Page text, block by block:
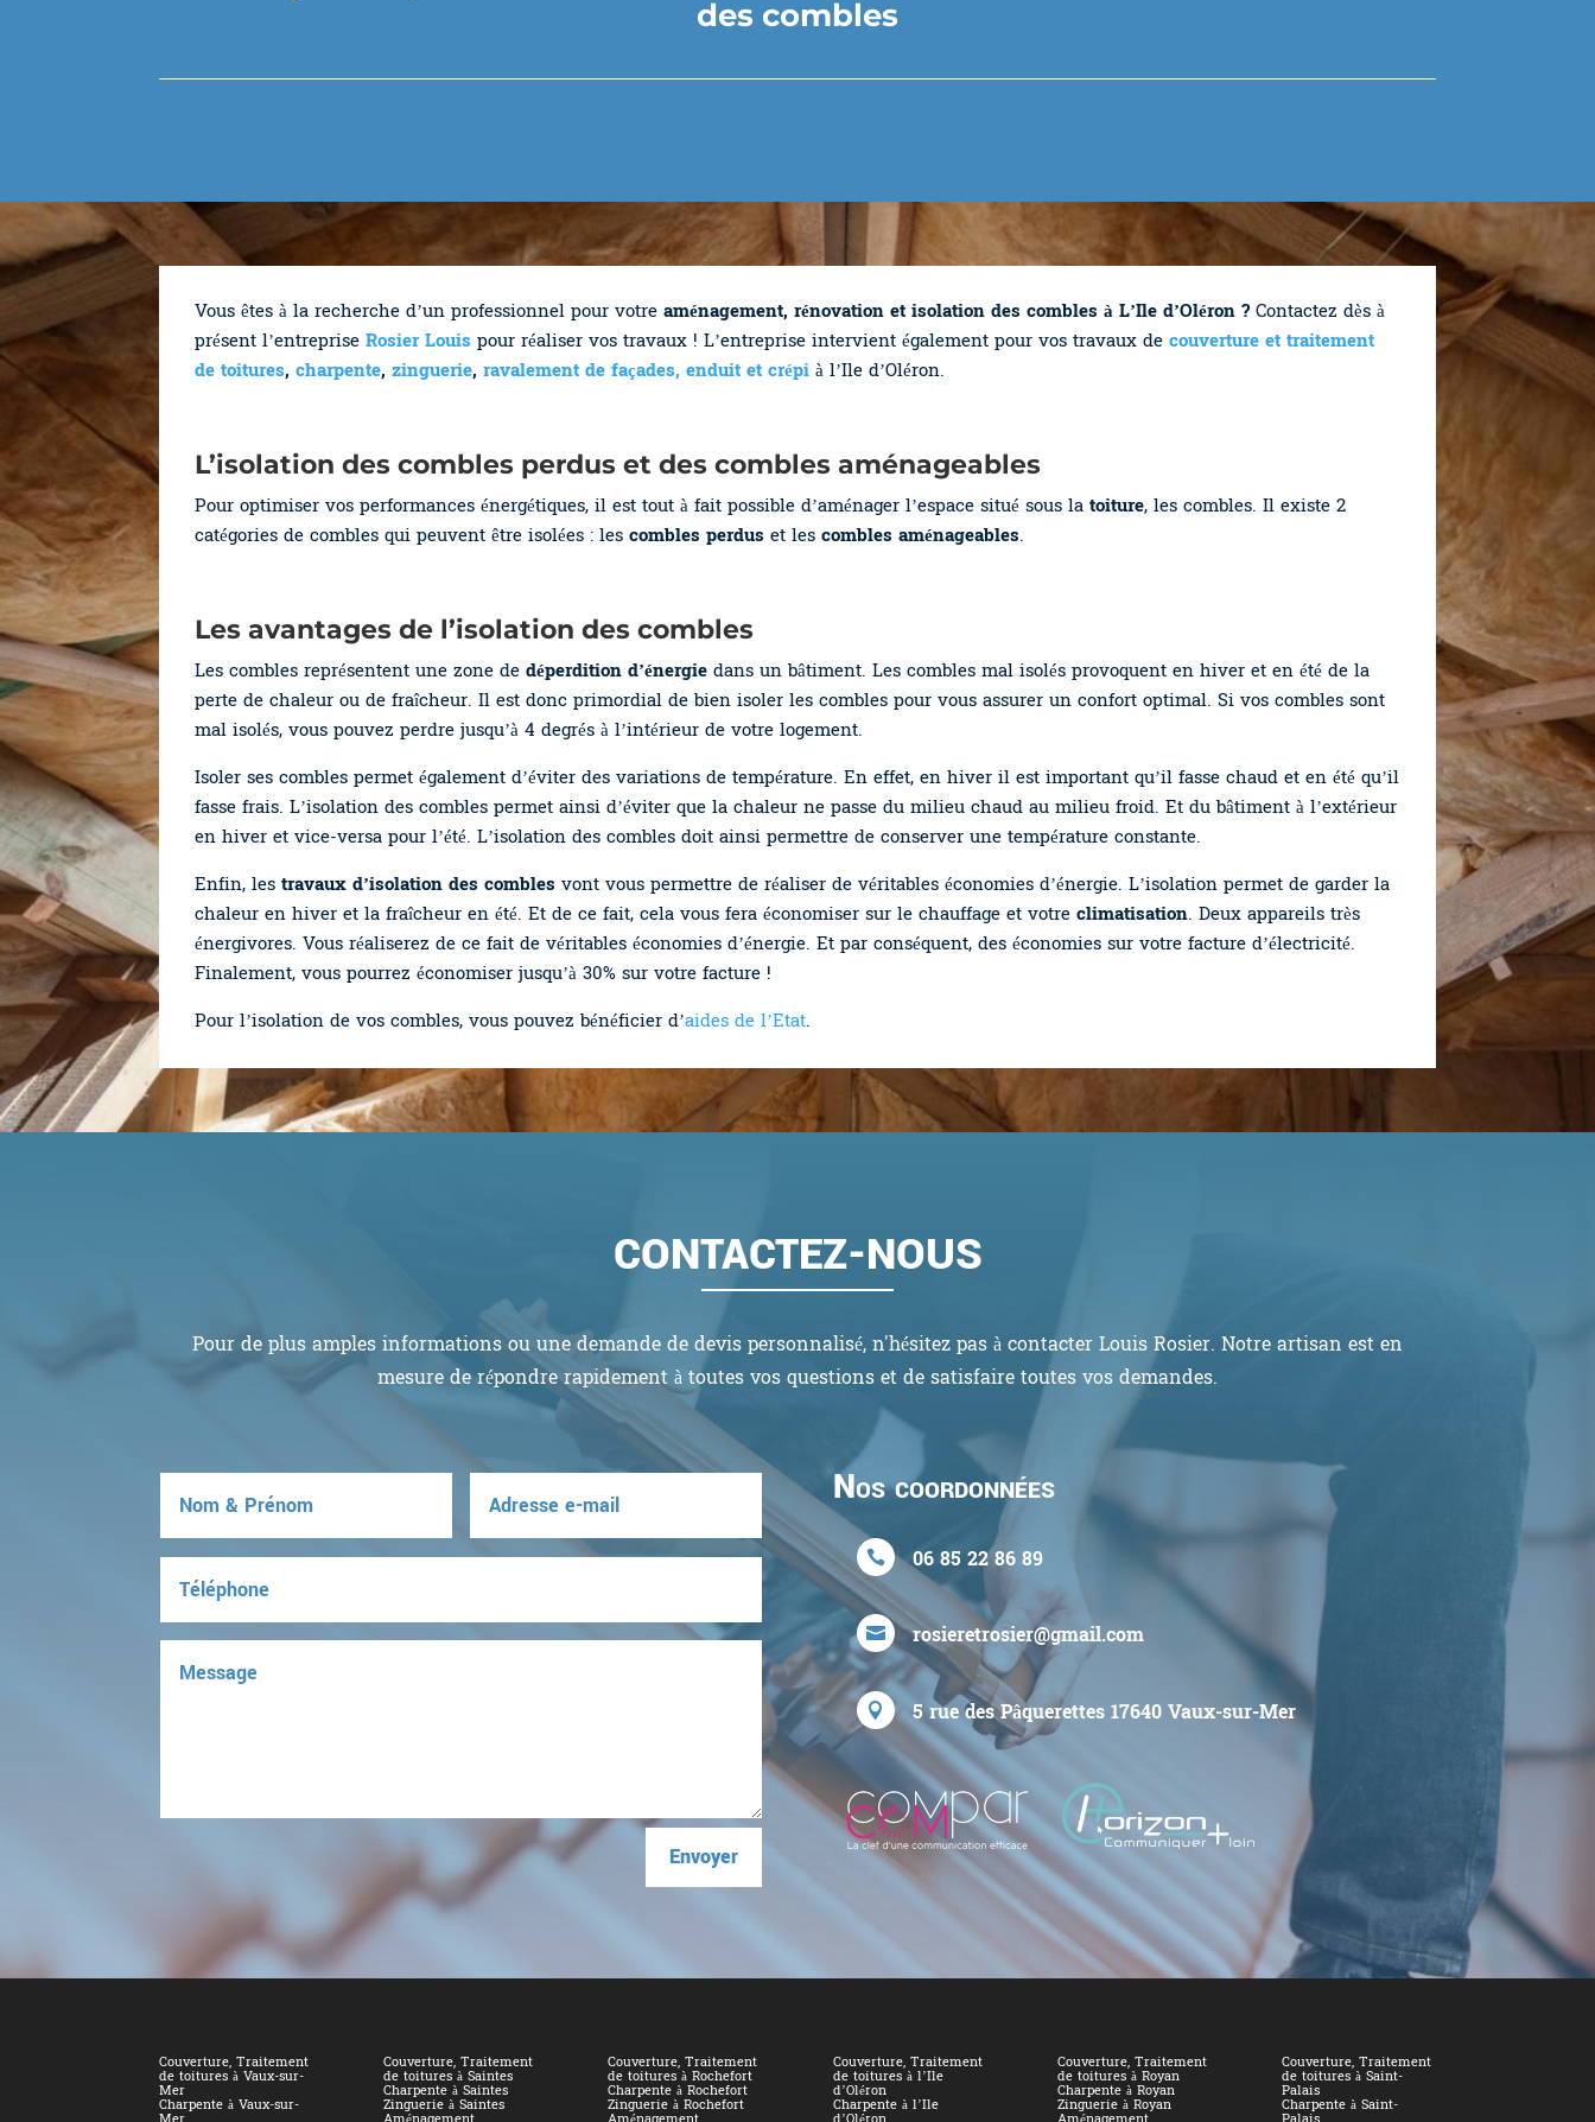
des combles
Vous êtes à la recherche d’un professionnel pour votreaménagement, rénovation et isolation des combles à L’Ile d’Oléron ?Contactez dès à
présent l’entrepriseRosier Louis pour réaliser vos travaux ! L’entreprise intervient également pour vos travaux decouverture et traitement
de toitures,charpente,zinguerie,ravalement de façades, enduit et crépià l’Ile d’Oléron.
L’isolation des combles perdus et des combles aménageables
Pour optimiser vos performances énergétiques, il est tout à fait possible d’aménager l’espace situé sous latoiture, les combles. Il existe 2
catégories de combles qui peuvent être isolées : lescombles perdus et lescombles aménageables.
Les avantages de l’isolation des combles
Les combles représentent une zone dedéperdition d’énergiedans un bâtiment. Les combles mal isolés provoquent en hiver et en été de la
perte de chaleur ou de fraîcheur. Il est donc primordial de bien isoler les combles pour vous assurer un confort optimal. Si vos combles sont
mal isolés, vous pouvez perdre jusqu’à 4 degrés à l’intérieur de votre logement.
Isoler ses combles permet également d’éviter des variations de température. En effet, en hiver il est important qu’il fasse chaud et en été qu’il
fasse frais. L’isolation des combles permet ainsi d’éviter que la chaleur ne passe du milieu chaud au milieu froid. Et du bâtiment à l’extérieur
en hiver et vice-versa pour l’été. L’isolation des combles doit ainsi permettre de conserver une température constante.
Enfin, lestravaux d’isolation des combles vont vous permettre de réaliser de véritables économies d’énergie. L’isolation permet de garder la
chaleur en hiver et la fraîcheur en été. Et de ce fait, cela vous fera économiser sur le chauffage et votreclimatisation. Deux appareils très
énergivores. Vous réaliserez de ce fait de véritables économies d’énergie. Et par conséquent, des économies sur votre facture d’électricité.
Finalement, vous pourrez économiser jusqu’à 30% sur votre facture !
Pour l’isolation de vos combles, vous pouvez bénéficier d’aides de l’Etat.
CONTACTEZ-NOUS
Pour de plus amples informations ou une demande de devis personnalisé, n'hésitez pas à contacter Louis Rosier. Notre artisan est en
mesure de répondre rapidement à toutes vos questions et de satisfaire toutes vos demandes.
Envoyer
Nos coordonnées
 06 85 22 86 89
 rosieretrosier@gmail.com
 5 rue des Pâquerettes17640Vaux-sur-Mer
Couverture, Traitement
de toitures à Vaux-sur-
Mer
Charpente à Vaux-sur-
Couverture, Traitement
de toitures à Saintes
Charpente à Saintes
Zinguerie à Saintes
Couverture, Traitement
de toitures à Rochefort
Charpente à Rochefort
Zinguerie à Rochefort
Couverture, Traitement
de toitures à l’Ile
d’Oléron
Charpente à l’Ile
Couverture, Traitement
de toitures à Royan
Charpente à Royan
Zinguerie à Royan
Couverture, Traitement
de toitures à Saint-
Palais
Charpente à Saint-